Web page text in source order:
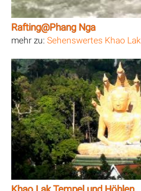
Rafting@Phang Nga
mehr zu:Sehenswertes Khao Lak